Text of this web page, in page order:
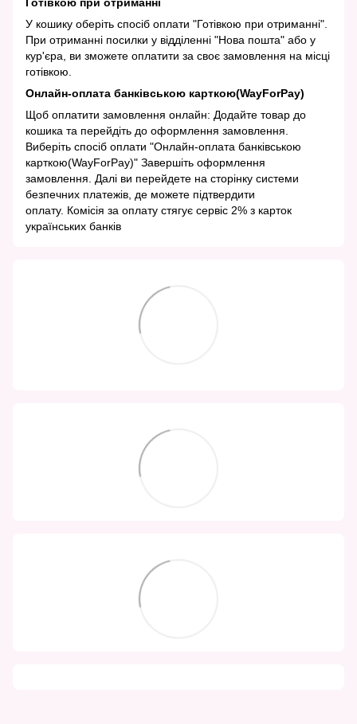
У кошику оберіть спосіб оплати "Готівкою при отриманні".
При отриманні посилки у відділенні "Нова пошта" або у
кур'єра, ви зможете оплатити за своє замовлення на місці
готівкою.
Онлайн-оплата банківською карткою(WayForPay)
Щоб оплатити замовлення онлайн: Додайте товар до
кошика та перейдіть до оформлення замовлення.
Виберіть спосіб оплати "Онлайн-оплата банківською
карткою(WayForPay)" Завершіть оформлення
замовлення. Далі ви перейдете на сторінку системи
безпечних платежів, де можете підтвердити
оплату. Комісія за оплату стягує сервіс 2% з карток
українських банків